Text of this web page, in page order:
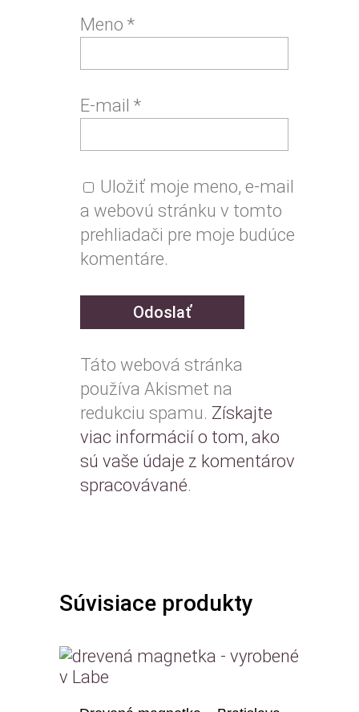
Meno *
E-mail *
Uložiť moje meno, e-mail
a webovú stránku v tomto
prehliadači pre moje budúce
komentáre.
Táto webová stránka
používa Akismet na
redukciu spamu. Získajte
viac informácií o tom, ako
sú vaše údaje z komentárov
spracovávané.
Súvisiace produkty